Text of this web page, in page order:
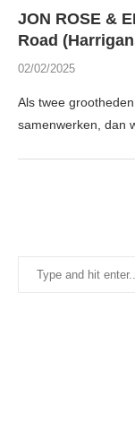
JON ROSE &
Road
02/02/2025
Als twee
samenwerken, dan